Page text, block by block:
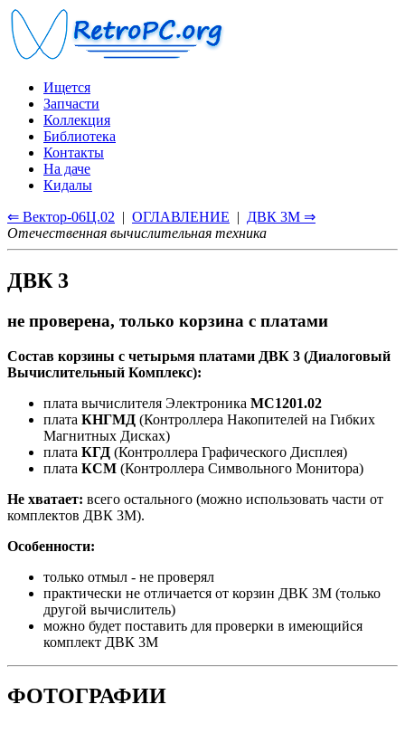
Ищется
Запчасти
Коллекция
Библиотека
Контакты
На даче
Кидалы
⇐ Вектор-06Ц.02 | ОГЛАВЛЕНИЕ | ДВК 3М ⇒
Отечественная вычислительная техника
ДВК 3
не проверена, только корзина с платами
Состав корзины с четырьмя платами ДВК 3 (Диалоговый
Вычислительный Комплекс):
плата вычислителя Электроника МС1201.02
плата КНГМД (Контроллера Накопителей на Гибких
Магнитных Дисках)
плата КГД (Контроллера Графического Дисплея)
плата КСМ (Контроллера Символьного Монитора)
Не хватает: всего остального (можно использовать части от
комплектов ДВК 3М).
Особенности:
только отмыл - не проверял
практически не отличается от корзин ДВК 3М (только
другой вычислитель)
можно будет поставить для проверки в имеющийся
комплект ДВК 3М
ФОТОГРАФИИ